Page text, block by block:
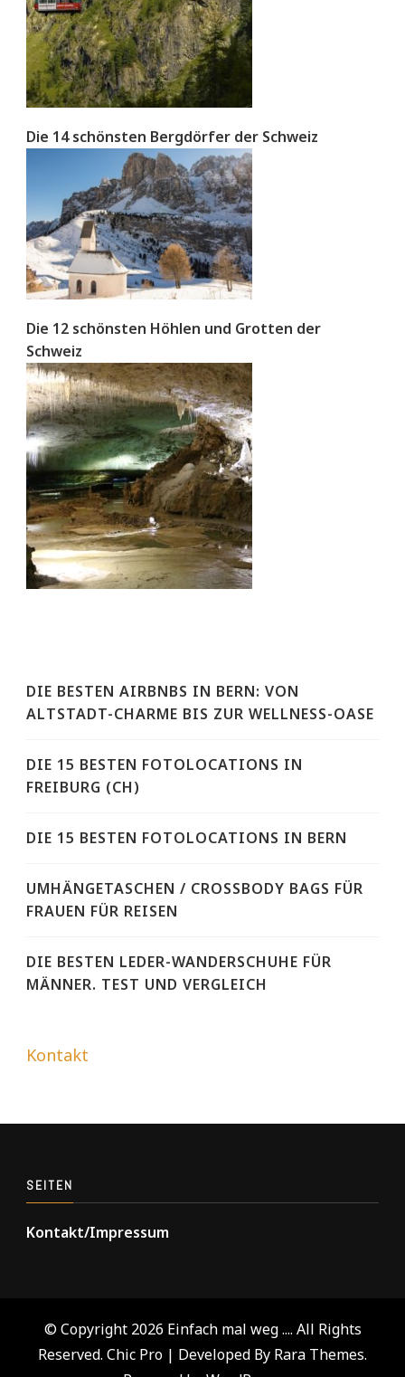
Die 14 schönsten Bergdörfer der Schweiz
Die 12 schönsten Höhlen und Grotten der
Schweiz
DIE BESTEN AIRBNBS IN BERN: VON
ALTSTADT-CHARME BIS ZUR WELLNESS-OASE
DIE 15 BESTEN FOTOLOCATIONS IN
FREIBURG (CH)
DIE 15 BESTEN FOTOLOCATIONS IN BERN
UMHÄNGETASCHEN / CROSSBODY BAGS FÜR
FRAUEN FÜR REISEN
DIE BESTEN LEDER-WANDERSCHUHE FÜR
MÄNNER. TEST UND VERGLEICH
Kontakt
SEITEN
Kontakt/Impressum
© Copyright 2026 Einfach mal weg .... All Rights
Reserved. Chic Pro | Developed By Rara Themes.